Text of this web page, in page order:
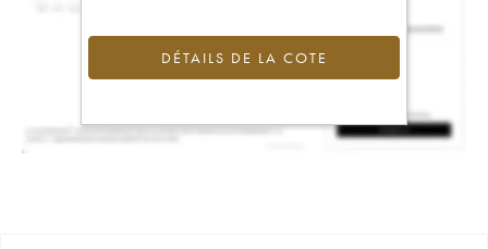
DÉTAILS DE LA COTE